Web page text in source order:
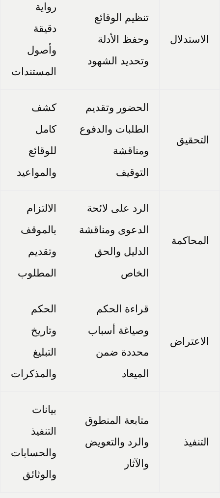
الاستدلال
تنظيم الوقائع
وحفظ الأدلة
وتحديد الشهود
رواية
دقيقة
وأصول
المستندات
التحقيق
الحضور وتقديم
الطلبات والدفوع
ومناقشة
التوقيف
كشف
كامل
للوقائع
والمواعيد
المحاكمة
الرد على لائحة
الدعوى ومناقشة
الدليل والحق
الخاص
الالتزام
بالموقف
وتقديم
المطلوب
الاعتراض
قراءة الحكم
وصياغة أسباب
محددة ضمن
الميعاد
الحكم
وتاريخ
التبليغ
والمذكرات
التنفيذ
متابعة المنطوق
والرد والتعويض
والآثار
بيانات
التنفيذ
والحسابات
والوثائق